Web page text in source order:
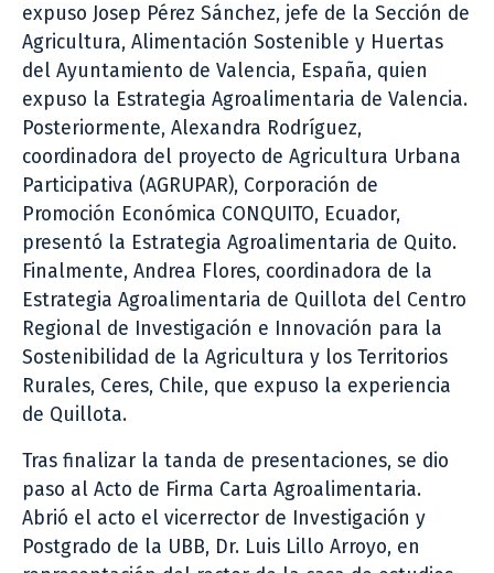
expuso Josep Pérez Sánchez, jefe de la Sección de
Agricultura, Alimentación Sostenible y Huertas
del Ayuntamiento de Valencia, España, quien
expuso la Estrategia Agroalimentaria de Valencia.
Posteriormente, Alexandra Rodríguez,
coordinadora del proyecto de Agricultura Urbana
Participativa (AGRUPAR), Corporación de
Promoción Económica CONQUITO, Ecuador,
presentó la Estrategia Agroalimentaria de Quito.
Finalmente, Andrea Flores, coordinadora de la
Estrategia Agroalimentaria de Quillota del Centro
Regional de Investigación e Innovación para la
Sostenibilidad de la Agricultura y los Territorios
Rurales, Ceres, Chile, que expuso la experiencia
de Quillota.
Tras finalizar la tanda de presentaciones, se dio
paso al Acto de Firma Carta Agroalimentaria.
Abrió el acto el vicerrector de Investigación y
Postgrado de la UBB, Dr. Luis Lillo Arroyo, en